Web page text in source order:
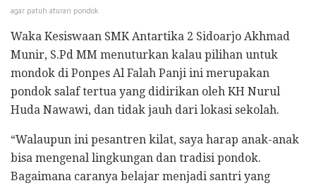
agar patuh aturan pondok
Waka Kesiswaan SMK Antartika 2 Sidoarjo Akhmad
Munir, S.Pd MM menuturkan kalau pilihan untuk
mondok di Ponpes Al Falah Panji ini merupakan
pondok salaf tertua yang didirikan oleh KH Nurul
Huda Nawawi, dan tidak jauh dari lokasi sekolah.
“Walaupun ini pesantren kilat, saya harap anak-anak
bisa mengenal lingkungan dan tradisi pondok.
Bagaimana caranya belajar menjadi santri yang